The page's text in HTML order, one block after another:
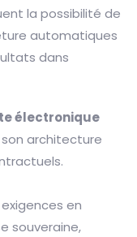
la possibilité de
automatiques
dans
électronique
architecture
en
souveraine,